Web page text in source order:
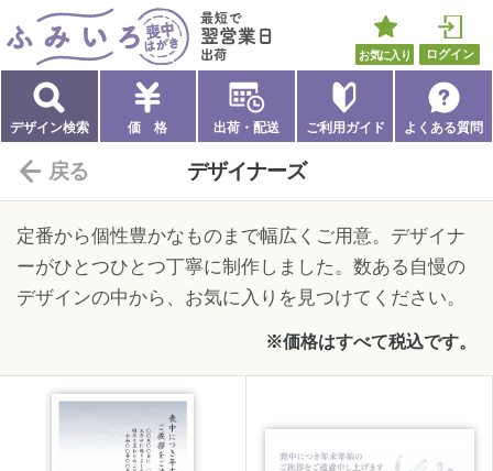
ふみいろ喪中はがき 最短で翌営業日出荷
お気に入り ログイン
デザイン検索 価 格 出荷・配送 ご利用ガイド よくある質問
デザイナーズ
戻る
定番から個性豊かなものまで幅広くご用意。デザイナ
ーがひとつひとつ丁寧に制作しました。数ある自慢の
デザインの中から、お気に入りを見つけてください。
※価格はすべて税込です。